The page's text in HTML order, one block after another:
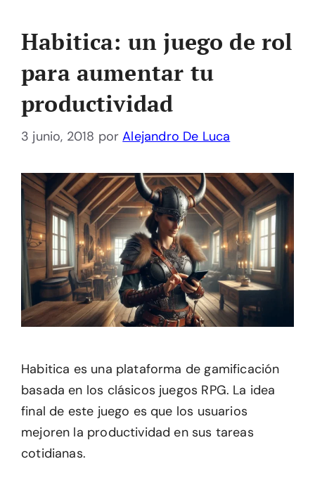
Habitica: un juego de rol
para aumentar tu
productividad
3 junio, 2018 porAlejandro De Luca
Habitica es una plataforma de gamificación
basada en los clásicos juegos RPG. La idea
final de este juego es que los usuarios
mejoren la productividad en sus tareas
cotidianas.